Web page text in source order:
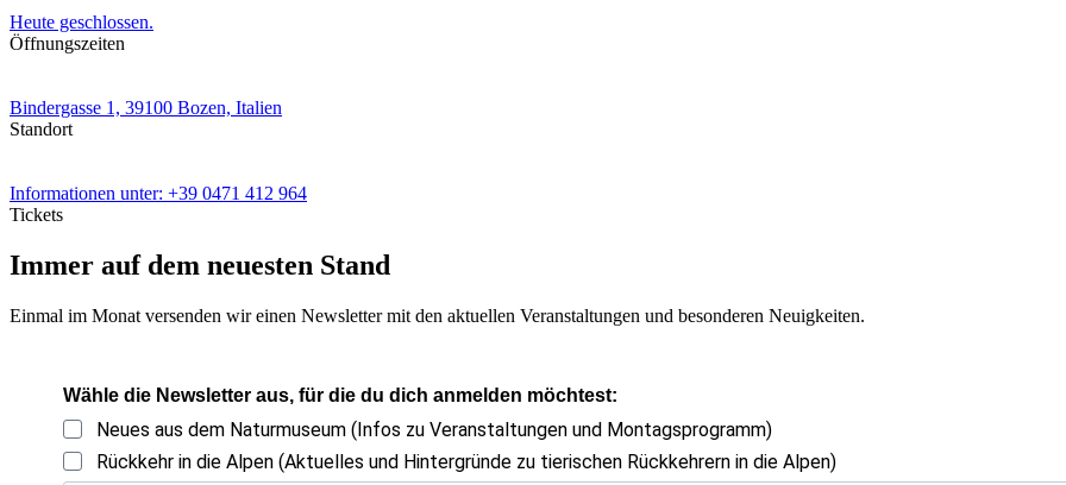
Heute geschlossen.
Öffnungszeiten
Bindergasse 1, 39100 Bozen, Italien
Standort
Informationen unter: +39 0471 412 964
Tickets
Immer auf dem neuesten Stand
Einmal im Monat versenden wir einen Newsletter mit den aktuellen Veranstaltungen und besonderen Neuigkeiten.
Wähle die Newsletter aus, für die du dich anmelden möchtest:
Neues aus dem Naturmuseum (Infos zu Veranstaltungen und Montagsprogramm)
Rückkehr in die Alpen (Aktuelles und Hintergründe zu tierischen Rückkehrern in die Alpen)